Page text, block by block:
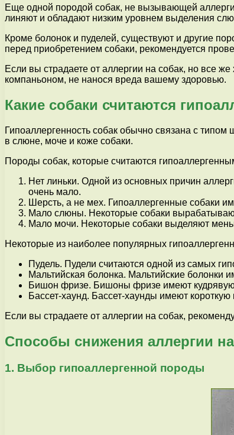
Еще одной породой собак, не вызывающей
линяют и обладают низким уровнем выделения
Кроме болонок и пуделей, существуют и другие
перед приобретением собаки, рекомендуется
Если вы страдаете от аллергии на собак, но все
компаньоном, не нанося вреда вашему здоровью.
Какие собаки считаются
Гипоаллергенность собак обычно связана с
в слюне, моче и коже собаки.
Породы собак, которые считаются
Нет линьки. Одной из основных причин
очень мало.
Шерсть, а не мех. Гипоаллергенные собаки
Мало слюны. Некоторые собаки
Мало мочи. Некоторые собаки выделяют
Некоторые из наиболее популярных
Пудель. Пудели считаются одной из самых
Мальтийская болонка. Мальтийские болонки
Бишон фризе. Бишоны фризе имеют кудрявую
Бассет-хаунд. Бассет-хаунды имеют
Если вы страдаете от аллергии на собак,
Способы снижения аллергии
1. Выбор гипоаллергенной породы